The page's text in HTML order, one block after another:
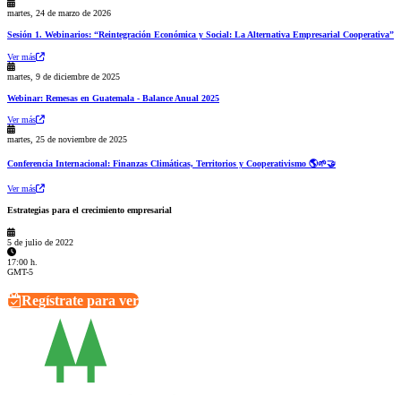
martes, 24 de marzo de 2026
Sesión 1. Webinarios: “Reintegración Económica y Social: La Alternativa Empresarial Cooperativa”
Ver más
martes, 9 de diciembre de 2025
Webinar: Remesas en Guatemala - Balance Anual 2025
Ver más
martes, 25 de noviembre de 2025
Conferencia Internacional: Finanzas Climáticas, Territorios y Cooperativismo 🌎🌱🤝
Ver más
Estrategias para el crecimiento empresarial
5 de julio de 2022
17:00 h.
GMT-5
Regístrate para ver